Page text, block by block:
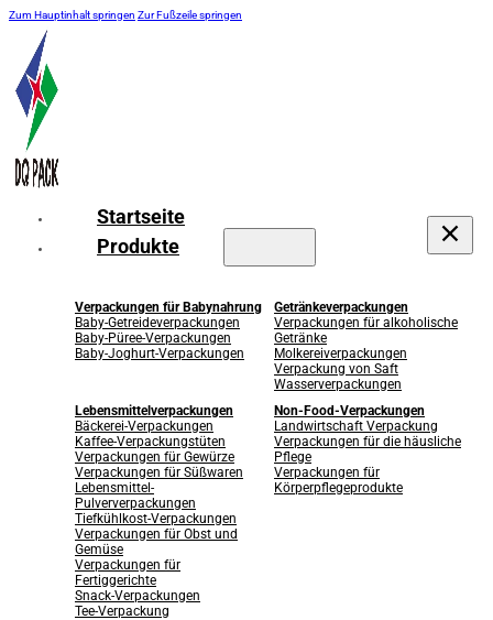
Zum Hauptinhalt springen Zur Fußzeile springen
Startseite
Produkte
Verpackungen für Babynahrung
Baby-Getreideverpackungen
Baby-Püree-Verpackungen
Baby-Joghurt-Verpackungen
Getränkeverpackungen
Verpackungen für alkoholische
Getränke
Molkereiverpackungen
Verpackung von Saft
Wasserverpackungen
Lebensmittelverpackungen
Bäckerei-Verpackungen
Kaffee-Verpackungstüten
Verpackungen für Gewürze
Verpackungen für Süßwaren
Lebensmittel-
Pulververpackungen
Tiefkühlkost-Verpackungen
Verpackungen für Obst und
Gemüse
Verpackungen für
Fertiggerichte
Snack-Verpackungen
Tee-Verpackung
Non-Food-Verpackungen
Landwirtschaft Verpackung
Verpackungen für die häusliche
Pflege
Verpackungen für
Körperpflegeprodukte